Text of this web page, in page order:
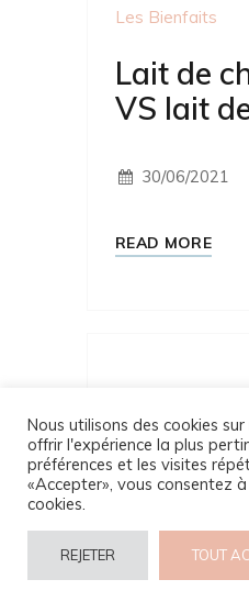
Les Bienfaits
Lait de
VS lait
30/06/2021
READ MORE
Lait de
et les
29/06/2021
Nous utilisons des cookies
offrir l'expérience la plus
préférences et les visites
«Accepter», vous consentez
cookies.
REJETER TOUT